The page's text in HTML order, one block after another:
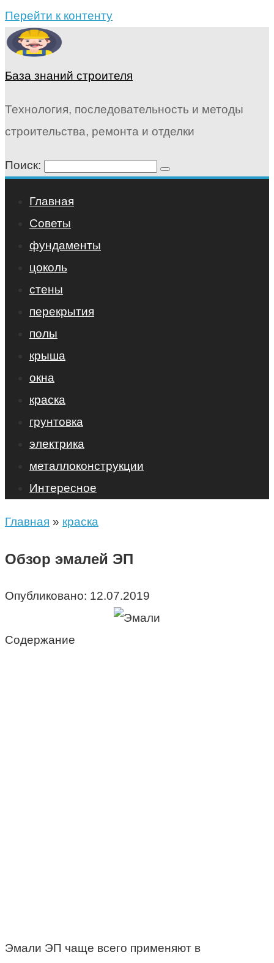
Перейти к контенту
База знаний строителя
Технология, последовательность и методы
строительства, ремонта и отделки
Поиск:
Главная
Советы
фундаменты
цоколь
стены
перекрытия
полы
крыша
окна
краска
грунтовка
электрика
металлоконструкции
Интересное
Главная » краска
Обзор эмалей ЭП
Опубликовано: 12.07.2019
Содержание
Эмали ЭП чаще всего применяют в